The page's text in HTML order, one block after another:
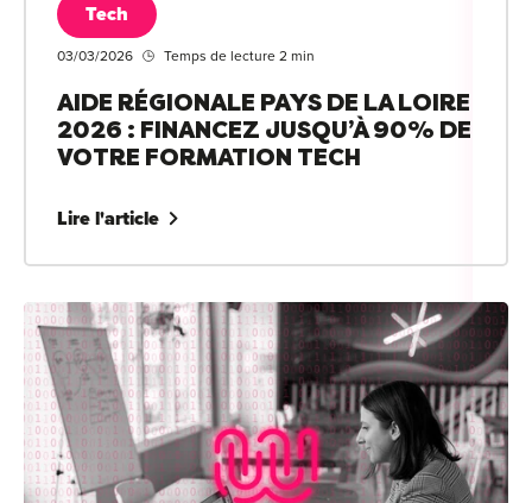
Tech
03/03/2026 Temps de lecture 2 min
AIDE RÉGIONALE PAYS DE LA LOIRE
2026 : FINANCEZ JUSQU’À 90% DE
VOTRE FORMATION TECH
Lire l'article